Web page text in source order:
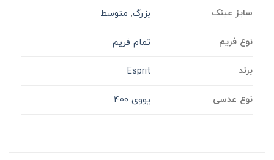
سایز عینک بزرگ, متوسط
نوع فریم تمام فریم
برند Esprit
نوع عدسی یووی 400